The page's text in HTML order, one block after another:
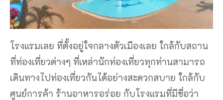
โรงแรมเลย ที่ตั้งอยู่ใจกลางตัวเมืองเลย ใกล้กับสถาน
ที่ท่องเที่ยวต่างๆ ที่เหล่านักท่องเที่ยวทุกท่านสามารถ
เดินทางไปท่องเที่ยวกันได้อย่างสะดวกสบาย ใกล้กับ
ศูนย์การค้า ร้านอาหารอร่อย กับโรงแรมที่มีชื่อว่า